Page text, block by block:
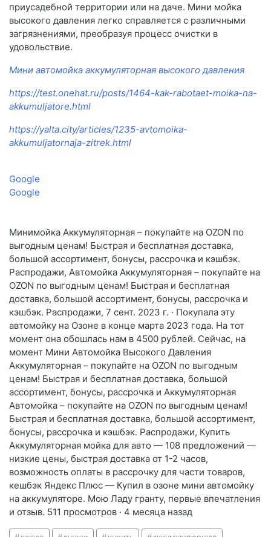
приусадебной территории или на даче. Мини мойка
высокого давления легко справляется с различными
загрязнениями, преобразуя процесс очистки в
удовольствие.
Мини автомойка аккумуляторная высокого давления
https://test.onehat.ru/posts/1464-kak-rabotaet-moika-na-
akkumuljatore.html
https://yalta.city/articles/1235-avtomoika-
akkumuljatornaja-zitrek.html
Google
Google
Минимойка Аккумуляторная – покупайте на OZON по
выгодным ценам! Быстрая и бесплатная доставка,
большой ассортимент, бонусы, рассрочка и кэшбэк.
Распродажи, Автомойка Аккумуляторная – покупайте на
OZON по выгодным ценам! Быстрая и бесплатная
доставка, большой ассортимент, бонусы, рассрочка и
кэшбэк. Распродажи, 7 сент. 2023 г. · Покупала эту
автомойку на Озоне в конце марта 2023 года. На тот
момент она обошлась нам в 4500 рублей. Сейчас, на
момент Мини Автомойка Высокого Давления
Аккумуляторная – покупайте на OZON по выгодным
ценам! Быстрая и бесплатная доставка, большой
ассортимент, бонусы, рассрочка и Аккумуляторная
Автомойка – покупайте на OZON по выгодным ценам!
Быстрая и бесплатная доставка, большой ассортимент,
бонусы, рассрочка и кэшбэк. Распродажи, Купить
Аккумуляторная мойка для авто — 108 предложений —
низкие цены, быстрая доставка от 1-2 часов,
возможность оплаты в рассрочку для части товаров,
кешбэк Яндекс Плюс — Купил в озоне мини автомойку
на аккумуляторе. Мою Ладу гранту, первые впечатления
и отзыв. 511 просмотров · 4 месяца назад